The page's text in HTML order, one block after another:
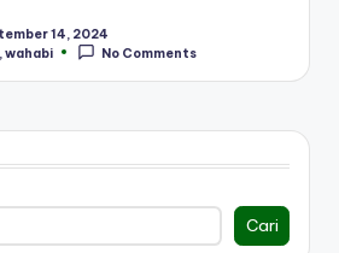
14, 2024
,wahabi No Comments
Cari